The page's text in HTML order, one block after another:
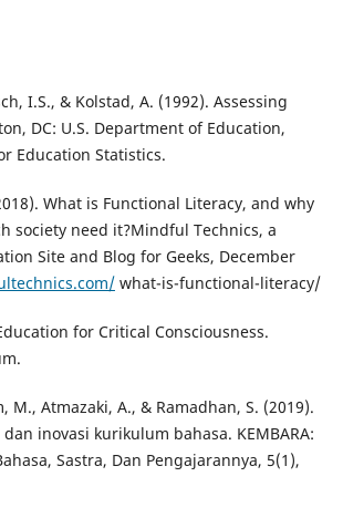
I.S., & Kolstad, A. (1992). Assessing
DC: U.S. Department of Education,
Education Statistics.
What is Functional Literacy, and why
society need it?Mindful Technics, a
Site and Blog for Geeks, December
what-is-functional-literacy/
for Critical Consciousness.
M., Atmazaki, A., & Ramadhan, S. (2019).
inovasi kurikulum bahasa. KEMBARA:
Sastra, Dan Pengajarannya, 5(1),